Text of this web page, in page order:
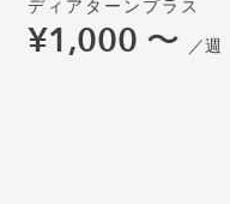
ディアターンプラス
¥1,000 〜 ／週